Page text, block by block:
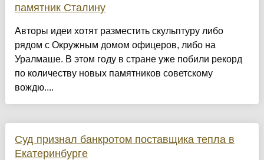
памятник Сталину
Авторы идеи хотят разместить скульптуру либо
рядом с Окружным домом офицеров, либо на
Уралмаше. В этом году в стране уже побили рекорд
по количеству новых памятников советскому
вождю....
Суд признал банкротом поставщика тепла в
Екатеринбурге